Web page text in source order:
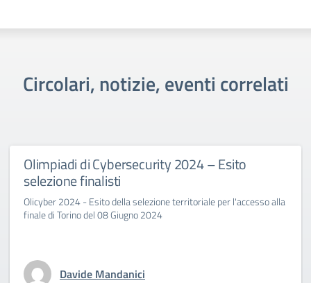
Circolari, notizie, eventi correlati
Olimpiadi di Cybersecurity 2024 – Esito
selezione finalisti
Olicyber 2024 - Esito della selezione territoriale per l'accesso alla
finale di Torino del 08 Giugno 2024
Davide Mandanici